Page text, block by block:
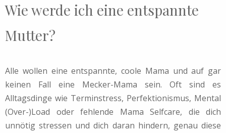
Wie werde ich eine entspannte
Mutter?
Alle wollen eine entspannte, coole Mama und auf gar
keinen Fall eine Mecker-Mama sein. Oft sind es
Alltagsdinge wie Terminstress, Perfektionismus, Mental
(Over-)Load oder fehlende Mama Selfcare, die dich
unnötig stressen und dich daran hindern, genau diese